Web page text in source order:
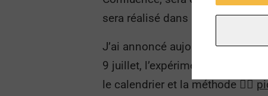
sera réalisé dans les rues
J’ai annoncé aujourd’hui ma
9 juillet, l’expérimentation le 21
le calendrier et la méthode 👇🏻